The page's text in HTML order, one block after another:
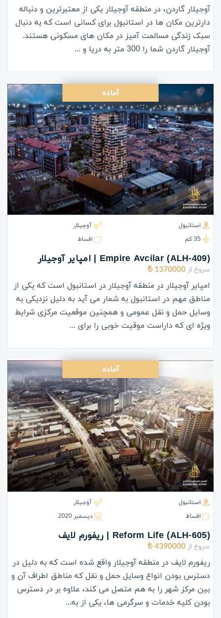
آوجیلار گاردن، در منطقه آوجیلار یکی از معتبرترین و دنباله
دارترین مکان ها در استانبول برای کسانی است که به دنبال
سبک زندگی مسالمت آمیز در مکان های مسکونی هستند.
آوجیلار گاردن شما را 300 متر به دریا و ...
آماده
استانبول
آوجیلار
35 كم
اقساط
(ALH-409) Empire Avcilar | امپایر آوجیلار
سروع از 1370000 ₺
امپایر آوجیلار در منطقه آوجیلار در استانبول است که یکی از
مناطق مهم در استانبول به شمار می آید به دلیل نزدیکی به
وسایل حمل و نقل عمومی و همچنین موقعیت مرکزی شرایط
ویژه ای که داراست موقیت خوبی را برای ...
آماده
استانبول
آوجیلار
اقساط
ديسمبر 2020
(ALH-605) Reform Life | ریفورم لایف
سروع از 4390000 ₺
ریفورم لایف در منطقه آوجیلار واقع شده است که به دلیل در
دسترس بودن انواع وسایل حمل و نقل که مناطق اطراف آن و
بین مرکز شهر را به هم متصل می کند، علاوه بر در دسترس
بودن کلیه خدمات و سرگرمی ها، یکی از به...